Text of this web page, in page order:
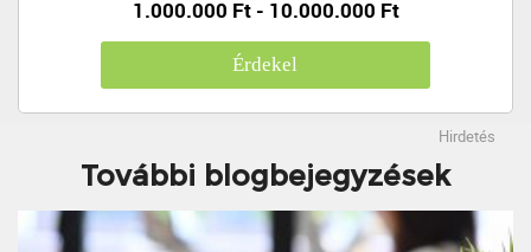
1.000.000 Ft - 10.000.000 Ft
Érdekel
Hirdetés
További blogbejegyzések